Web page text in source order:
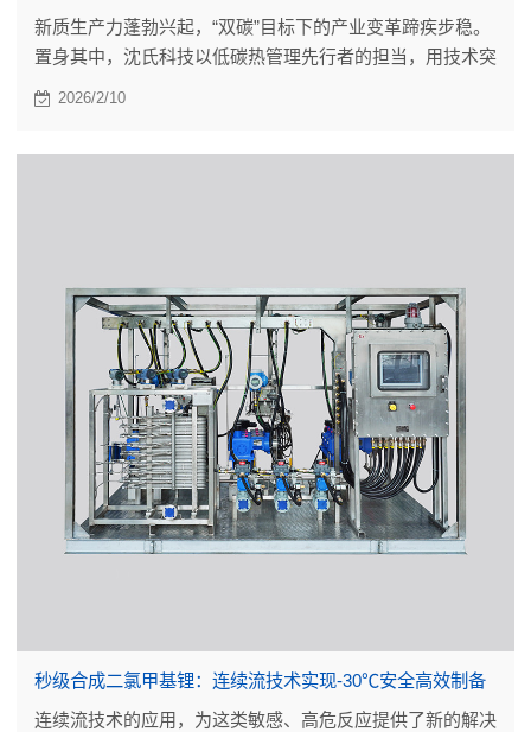
新质生产力蓬勃兴起，“双碳”目标下的产业变革蹄疾步稳。
置身其中，沈氏科技以低碳热管理先行者的担当，用技术突
破、落地成果，为行业发展添砖加瓦。
2026/2/10
秒级合成二氯甲基锂：连续流技术实现-30℃安全高效制备
连续流技术的应用，为这类敏感、高危反应提供了新的解决